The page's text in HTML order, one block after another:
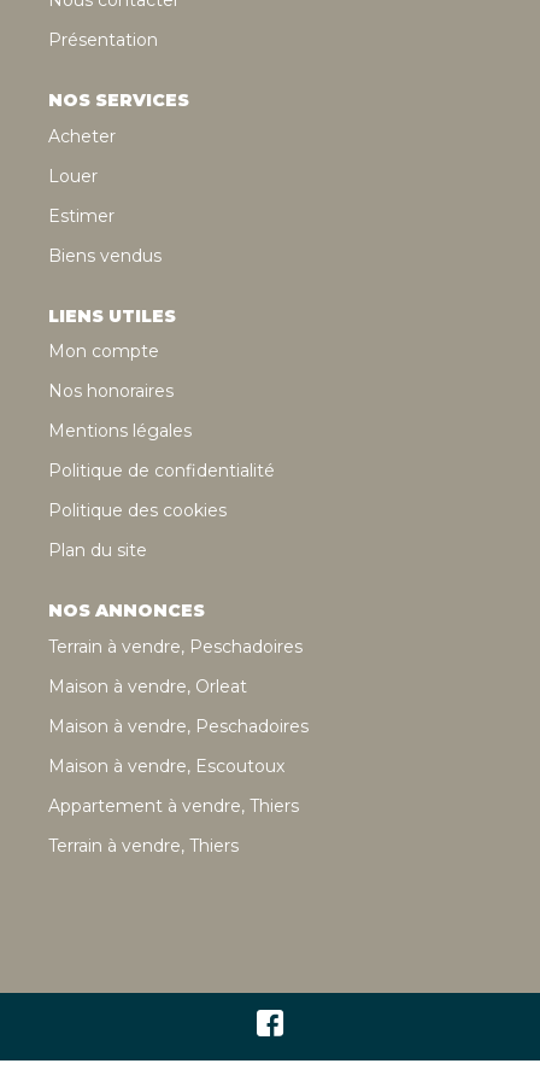
Présentation
NOS SERVICES
Acheter
Louer
Estimer
Biens vendus
LIENS UTILES
Mon compte
Nos honoraires
Mentions légales
Politique de confidentialité
Politique des cookies
Plan du site
NOS ANNONCES
Terrain à vendre, Peschadoires
Maison à vendre, Orleat
Maison à vendre, Peschadoires
Maison à vendre, Escoutoux
Appartement à vendre, Thiers
Terrain à vendre, Thiers